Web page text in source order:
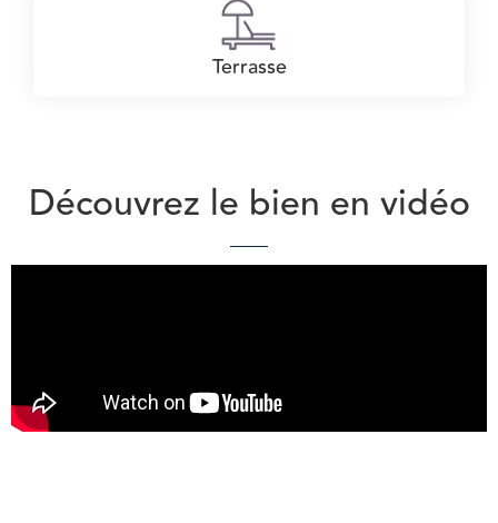
Terrasse
Découvrez le bien en vidéo